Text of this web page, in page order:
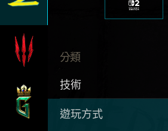
分類
技術
遊玩方式